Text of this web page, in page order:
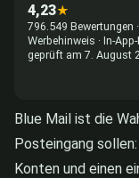
4,23★
796.549 Bewertungen
Werbehinweis · In-
geprüft am 7. August
Blue Mail ist die
Posteingang
Konten und einen